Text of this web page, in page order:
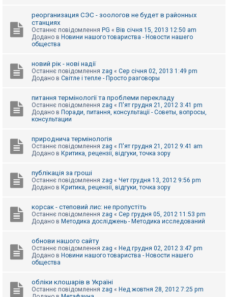
реорганизация СЭС - зоологов не будет в районных
станциях
Останнє повідомлення PG « Вів січня 15, 2013 12:50 am
Додано в Новини нашого товариства - Новости нашего
общества
новий рік - нові надії
Останнє повідомлення zag « Сер січня 02, 2013 1:49 pm
Додано в Світле і тепле - Просто разговоры
питання термінології та проблеми перекладу
Останнє повідомлення zag « П'ят грудня 21, 2012 3:41 pm
Додано в Поради, питання, консультації - Советы, вопросы,
консультации
природнича термінологія
Останнє повідомлення zag « П'ят грудня 21, 2012 9:41 am
Додано в Критика, рецензії, відгуки, точка зору
публікація за гроші
Останнє повідомлення zag « Чет грудня 13, 2012 9:56 pm
Додано в Критика, рецензії, відгуки, точка зору
корсак - степовий лис: не пропустіть
Останнє повідомлення zag « Сер грудня 05, 2012 11:53 pm
Додано в Методика досліджень - Методика исследований
обнови нашого сайту
Останнє повідомлення zag « Нед грудня 02, 2012 3:47 pm
Додано в Новини нашого товариства - Новости нашего
общества
обліки клошарів в Україні
Останнє повідомлення zag « Нед жовтня 28, 2012 7:25 pm